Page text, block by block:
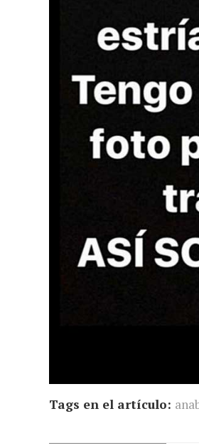
Tags en el artículo: